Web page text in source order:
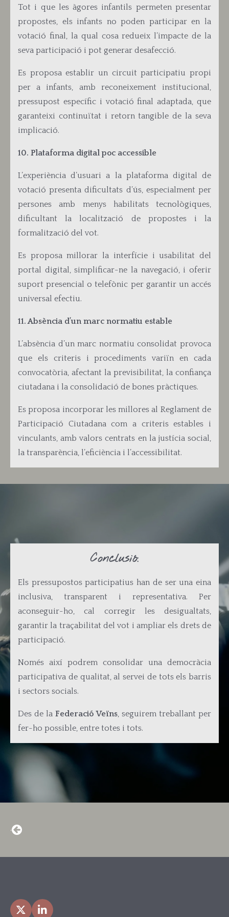
Tot i que les àgores infantils permeten presentar
propostes, els infants no poden participar en la
votació final, la qual cosa redueix l’impacte de la
seva participació i pot generar desafecció.
Es proposa establir un circuit participatiu propi
per a infants, amb reconeixement institucional,
pressupost específic i votació final adaptada, que
garanteixi continuïtat i retorn tangible de la seva
implicació.
10. Plataforma digital poc accessible
L’experiència d’usuari a la plataforma digital de
votació presenta dificultats d’ús, especialment per
persones amb menys habilitats tecnològiques,
dificultant la localització de propostes i la
formalització del vot.
Es proposa millorar la interfície i usabilitat del
portal digital, simplificar-ne la navegació, i oferir
suport presencial o telefònic per garantir un accés
universal efectiu.
11. Absència d’un marc normatiu estable
L’absència d’un marc normatiu consolidat provoca
que els criteris i procediments variïn en cada
convocatòria, afectant la previsibilitat, la confiança
ciutadana i la consolidació de bones pràctiques.
Es proposa incorporar les millores al Reglament de
Participació Ciutadana com a criteris estables i
vinculants, amb valors centrats en la justícia social,
la transparència, l’eficiència i l’accessibilitat.
Conclusió:
Els pressupostos participatius han de ser una eina
inclusiva, transparent i representativa. Per
aconseguir-ho, cal corregir les desigualtats,
garantir la traçabilitat del vot i ampliar els drets de
participació.
Només així podrem consolidar una democràcia
participativa de qualitat, al servei de tots els barris
i sectors socials.
Des de laFederació Veïns, seguirem treballant per
fer-ho possible, entre totes i tots.
·
X LinkedIn